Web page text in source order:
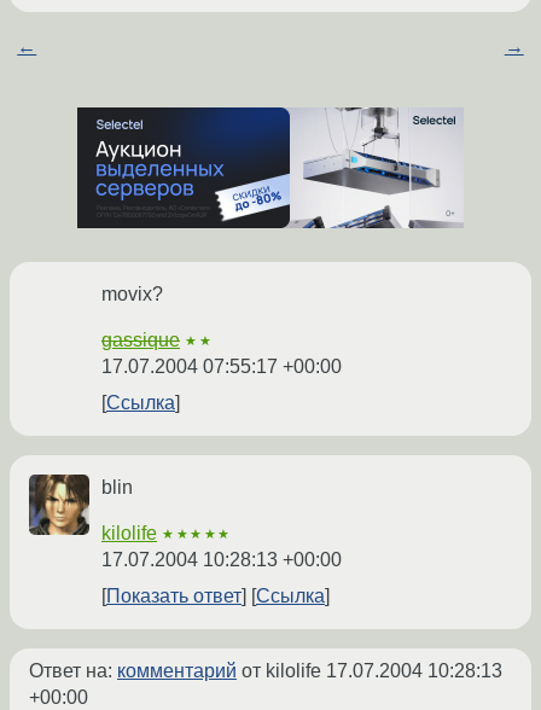
← →
movix?
gassique ★★
17.07.2004 07:55:17 +00:00
Ссылка
blin
kilolife ★★★★★
17.07.2004 10:28:13 +00:00
Показать ответ
Ссылка
Ответ на: комментарий от kilolife 17.07.2004 10:28:13
+00:00